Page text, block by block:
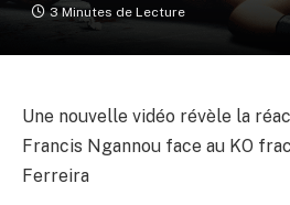
3 Minutes de Lecture
Une nouvelle vidéo révèle la
Francis Ngannou face au KO
Ferreira